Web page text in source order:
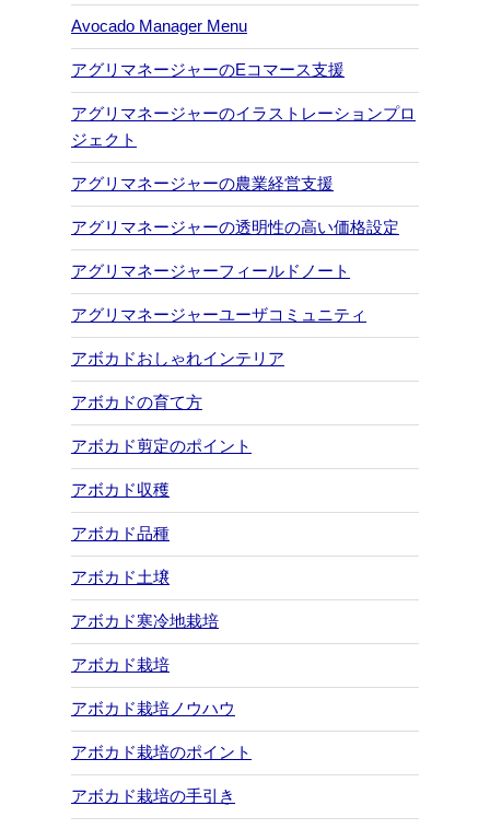
Avocado Manager Menu
アグリマネージャーのEコマース支援
アグリマネージャーのイラストレーションプロ
ジェクト
アグリマネージャーの農業経営支援
アグリマネージャーの透明性の高い価格設定
アグリマネージャーフィールドノート
アグリマネージャーユーザコミュニティ
アボカドおしゃれインテリア
アボカドの育て方
アボカド剪定のポイント
アボカド収穫
アボカド品種
アボカド土壌
アボカド寒冷地栽培
アボカド栽培
アボカド栽培ノウハウ
アボカド栽培のポイント
アボカド栽培の手引き